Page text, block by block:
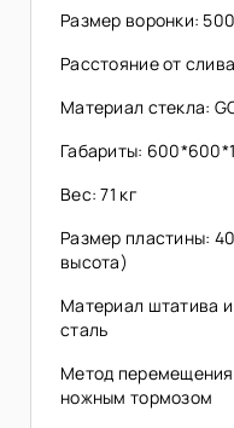
Размер воронки:
Расстояние от
Материал стекла:
Габариты:
Вес: 71 кг
Размер пластины:
высота)
Материал штатива
сталь
Метод
ножным тормозом